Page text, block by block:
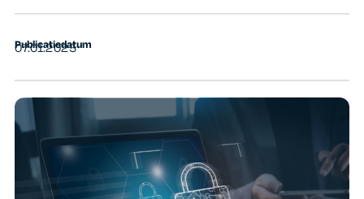
Publicatiedatum
07.01.2025